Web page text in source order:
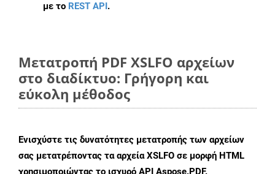
με το REST API.
Μετατροπή PDF XSLFO αρχείων
στο διαδίκτυο: Γρήγορη και
εύκολη μέθοδος
Ενισχύστε τις δυνατότητες μετατροπής των αρχείων
σας μετατρέποντας τα αρχεία XSLFO σε μορφή HTML
χρησιμοποιώντας το ισχυρό API Aspose.PDF.